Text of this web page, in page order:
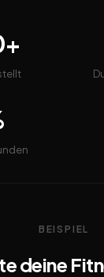
BEISPIEL
deine